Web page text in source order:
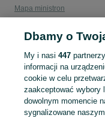
Mapa ministron
Dbamy o
My i nasi447
informacji na
cookie w celu
zaakceptować wybory
dowolnym momencie
sygnalizowane